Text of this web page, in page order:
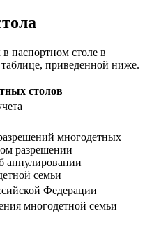
паспортном столе в
приведенной ниже.
столов
многодетных
разрешении
аннулировании
семьи
Федерации
многодетной семьи